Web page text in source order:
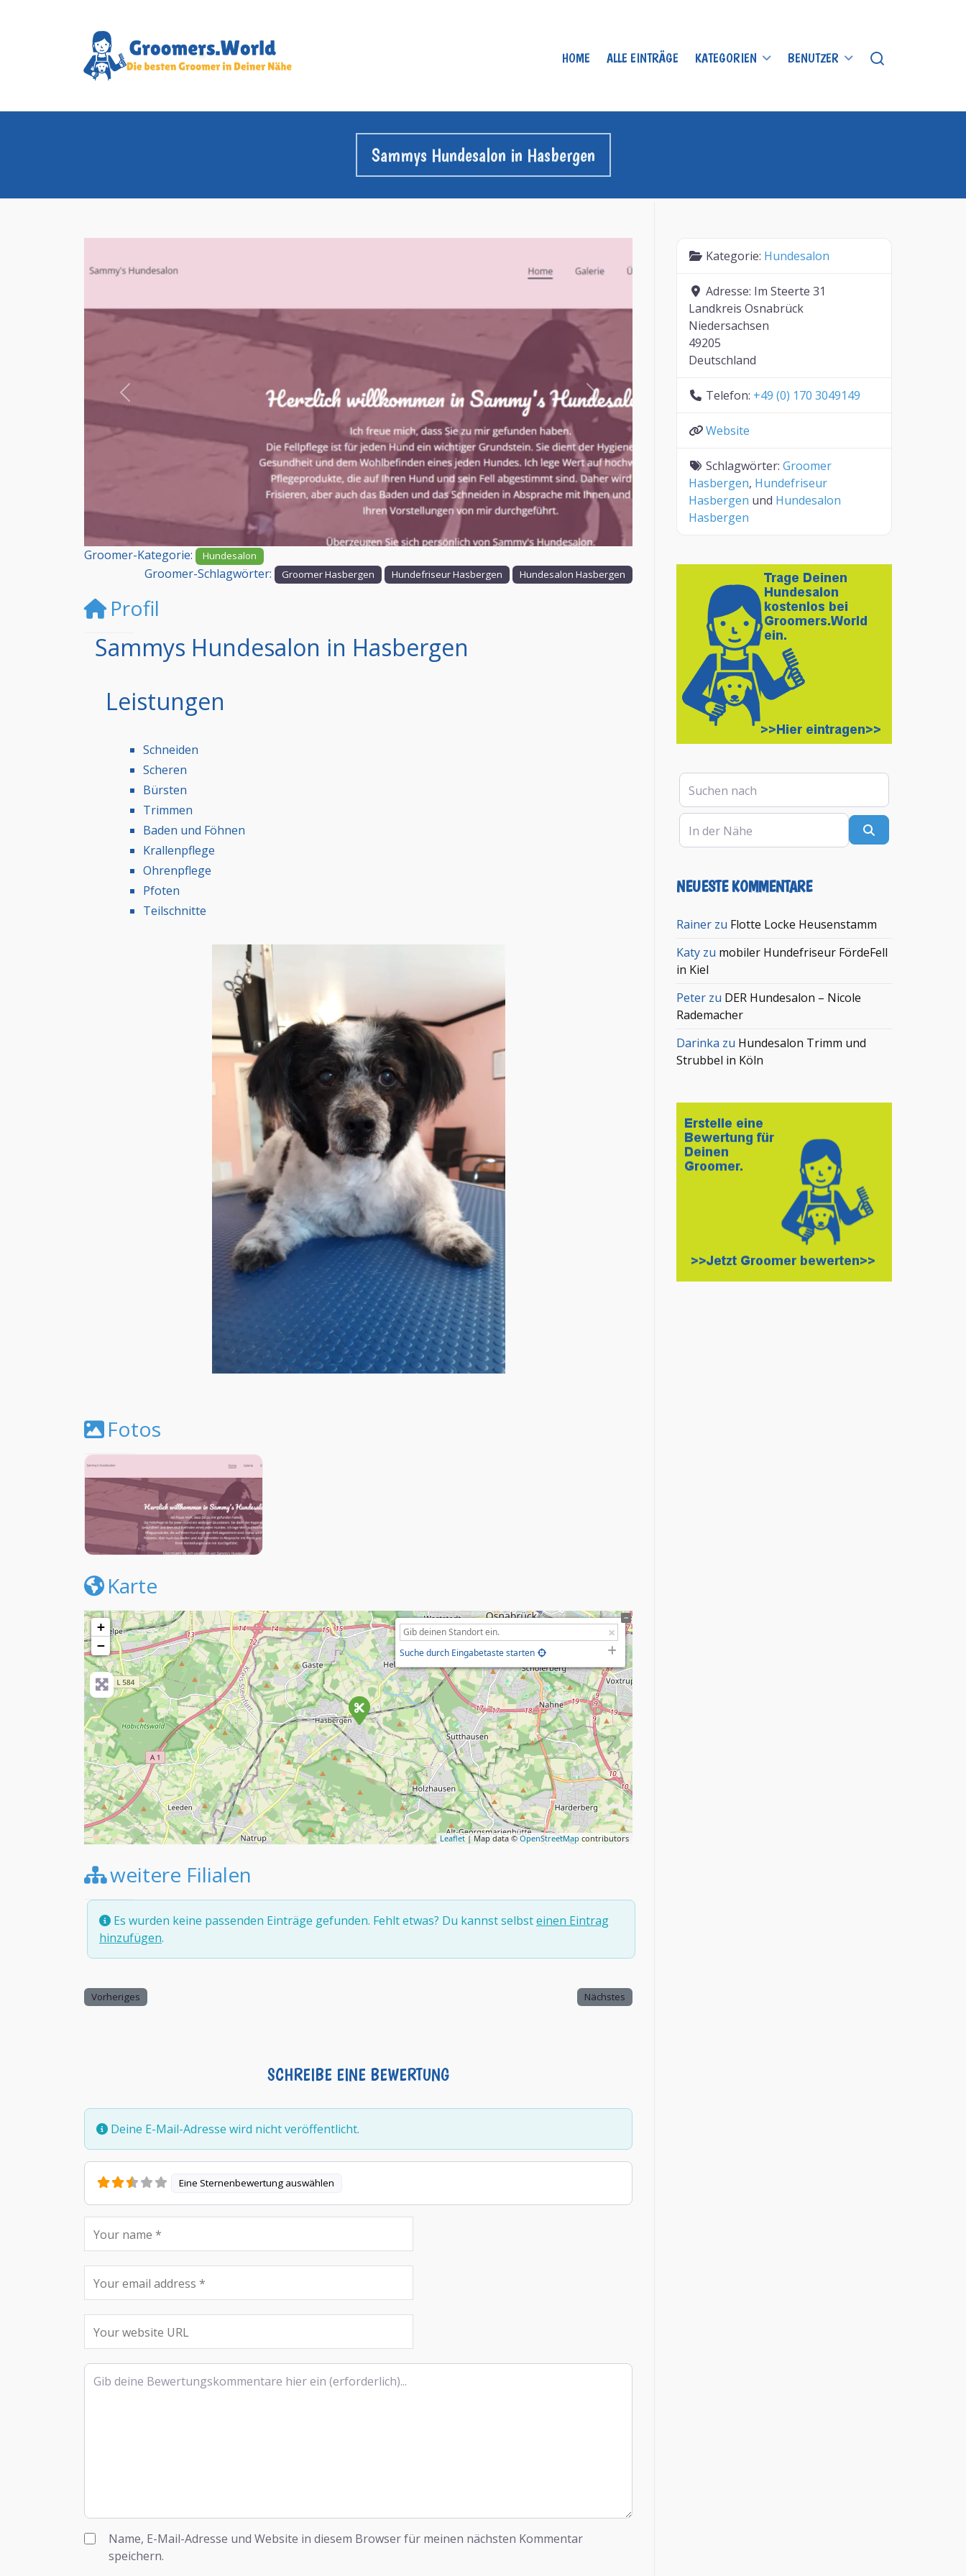
HOME ALLE EINTRÄGE KATEGORIEN BENUTZER
Sammys Hundesalon in Hasbergen
Vorheriges Nächstes
Groomer-Kategorie: Hundesalon
Groomer-Schlagwörter: Groomer Hasbergen Hundefriseur Hasbergen Hundesalon Hasbergen
Profil
Sammys Hundesalon in Hasbergen
Leistungen
Schneiden
Scheren
Bürsten
Trimmen
Baden und Föhnen
Krallenpflege
Ohrenpflege
Pfoten
Teilschnitte
Fotos
Karte
+
−
Suche durch Eingabetaste starten
Leaflet| Map data ©OpenStreetMap contributors
weitere Filialen
Es wurden keine passenden Einträge gefunden. Fehlt etwas? Du kannst selbsteinen Eintrag
hinzufügen.
Vorheriges Nächstes
SCHREIBE EINE BEWERTUNG
Deine E-Mail-Adresse wird nicht veröffentlicht.
Eine Sternenbewertung auswählen
Rezensionstext
Name, E-Mail-Adresse und Website in diesem Browser für meinen nächsten Kommentar
speichern.
Kategorie: Hundesalon
Adresse: Im Steerte 31
Landkreis Osnabrück
Niedersachsen
49205
Deutschland
Telefon: +49 (0) 170 3049149
Website
Schlagwörter:Groomer
Hasbergen, Hundefriseur
Hasbergen und Hundesalon
Hasbergen
Suchen nach
In der Nähe
NEUESTE KOMMENTARE
Rainer zu Flotte Locke Heusenstamm
Katy zu mobiler Hundefriseur FördeFell
in Kiel
Peter zu DER Hundesalon – Nicole
Rademacher
Darinka zu Hundesalon Trimm und
Strubbel in Köln